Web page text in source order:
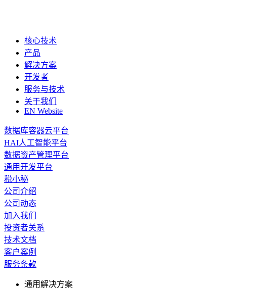
核心技术
产品
解决方案
开发者
服务与技术
关于我们
EN Website
数据库容器云平台
HAI人工智能平台
数据资产管理平台
通用开发平台
税小秘
公司介绍
公司动态
加入我们
投资者关系
技术文档
客户案例
服务条款
通用解决方案